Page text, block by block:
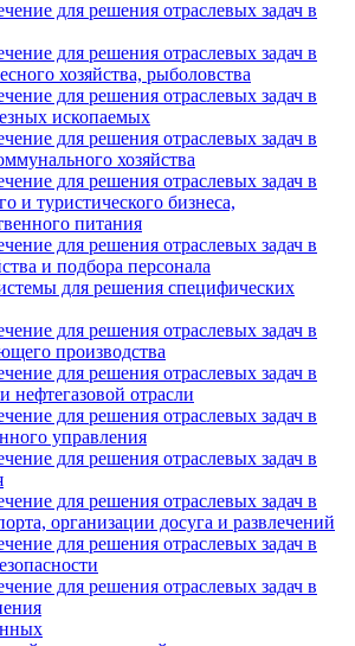
для решения отраслевых задач в
для решения отраслевых задач в
хозяйства, рыболовства
для решения отраслевых задач в
ископаемых
для решения отраслевых задач в
хозяйства
для решения отраслевых задач в
и туристического бизнеса,
питания
для решения отраслевых задач в
и подбора персонала
для решения специфических
для решения отраслевых задач в
производства
для решения отраслевых задач в
нефтегазовой отрасли
для решения отраслевых задач в
управления
для решения отраслевых задач в
для решения отраслевых задач в
организации досуга и развлечений
для решения отраслевых задач в
для решения отраслевых задач в